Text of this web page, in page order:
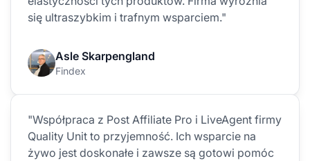
się ultraszybkim i trafnym wsparciem."
Asle Skarpengland
Findex
"Współpraca z Post Affiliate Pro i LiveAgent firmy
Quality Unit to przyjemność. Ich wsparcie na
żywo jest doskonałe i zawsze są gotowi pomóc